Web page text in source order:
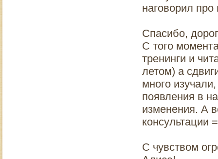
наговорил
Спасибо,
С того
тренинги и
летом) а
много
появления в
изменения. А
консультации
С чувством